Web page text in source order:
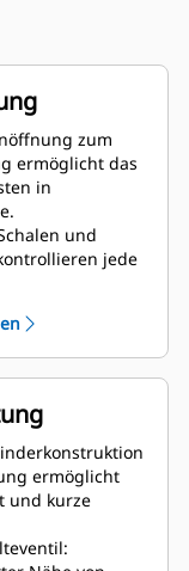
zum
ermöglicht das
in
und
jede
großer Lasten
wie das
und
Gegenstände.
direkten Kontakt
und
Überbisse.
in
nicht
ermöglicht
und kurze